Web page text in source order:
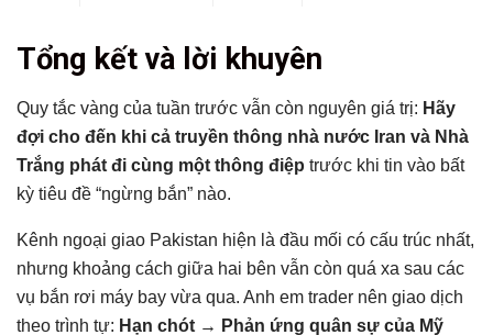
Tổng kết và lời khuyên
Quy tắc vàng của tuần trước vẫn còn nguyên giá trị: Hãy
đợi cho đến khi cả truyền thông nhà nước Iran và Nhà
Trắng phát đi cùng một thông điệp trước khi tin vào bất
kỳ tiêu đề “ngừng bắn” nào.
Kênh ngoại giao Pakistan hiện là đầu mối có cấu trúc nhất,
nhưng khoảng cách giữa hai bên vẫn còn quá xa sau các
vụ bắn rơi máy bay vừa qua. Anh em trader nên giao dịch
theo trình tự: Hạn chót → Phản ứng quân sự của Mỹ